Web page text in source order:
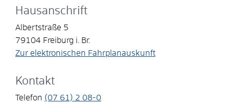
Hausanschrift
Albertstraße 5
79104 Freiburg i. Br.
Zur elektronischen Fahrplanauskunft
Kontakt
Telefon (07 61) 2 08-0